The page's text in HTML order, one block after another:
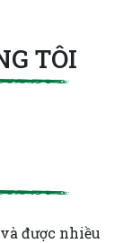
TÔI
được nhiều